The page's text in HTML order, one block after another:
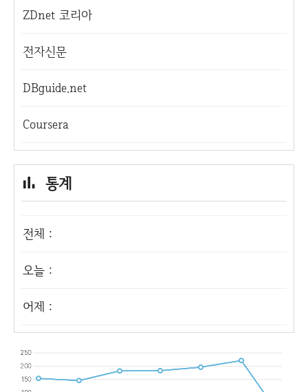
ZDnet 코리아
전자신문
DBguide.net
Coursera
통계
전체 :
오늘 :
어제 :